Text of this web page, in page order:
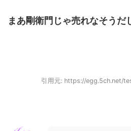
まあ剛衛門じゃ売れなそうだ
引用元: https://egg.5ch.net/